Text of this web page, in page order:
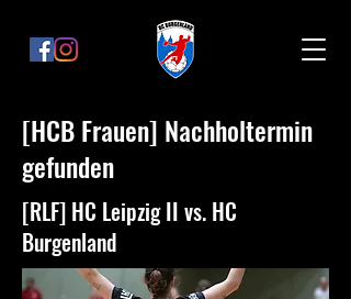
[HCB Frauen] Nachholtermin
gefunden
[RLF] HC Leipzig II vs. HC
Burgenland